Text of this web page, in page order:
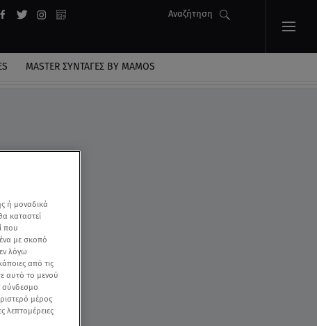
Αναζήτηση
MASTER ΣΥΝΤΑΓΈΣ BY MAMOS
ή μοναδικά
καταστεί
που
με σκοπό
λόγω
από τις
αυτό το μενού
σύνδεσμο
μέρος
λεπτομέρειες